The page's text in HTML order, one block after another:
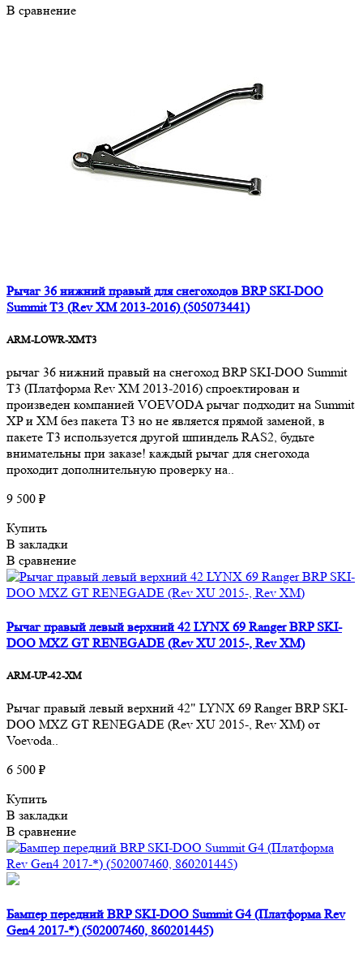
В сравнение
Рычаг 36 нижний правый для снегоходов BRP SKI-DOO
Summit T3 (Rev XM 2013-2016) (505073441)
ARM-LOWR-XMT3
рычаг 36 нижний правый на снегоход BRP SKI-DOO Summit
T3 (Платформа Rev XM 2013-2016) спроектирован и
произведен компанией VOEVODA рычаг подходит на Summit
XP и XM без пакета T3 но не является прямой заменой, в
пакете T3 используется другой шпиндель RAS2, будьте
внимательны при заказе! каждый рычаг для снегохода
проходит дополнительную проверку на..
9 500 ₽
Купить
В закладки
В сравнение
Рычаг правый левый верхний 42 LYNX 69 Ranger BRP SKI-
DOO MXZ GT RENEGADE (Rev XU 2015-, Rev XM)
ARM-UP-42-XM
Рычаг правый левый верхний 42" LYNX 69 Ranger BRP SKI-
DOO MXZ GT RENEGADE (Rev XU 2015-, Rev XM) от
Voevoda..
6 500 ₽
Купить
В закладки
В сравнение
Бампер передний BRP SKI-DOO Summit G4 (Платформа Rev
Gen4 2017-*) (502007460, 860201445)